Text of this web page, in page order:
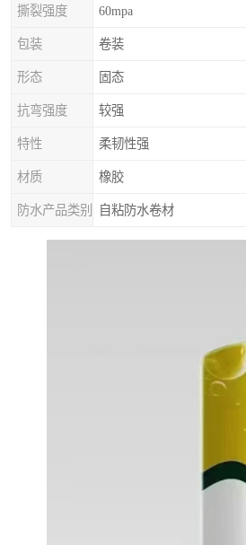
撕裂强度 60mpa
包装 卷装
形态 固态
抗弯强度 较强
特性 柔韧性强
材质 橡胶
防水产品类别 自粘防水卷材